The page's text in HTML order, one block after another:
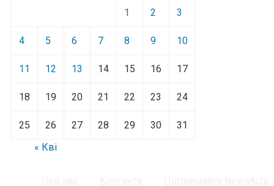
1 2 3
4 5 6 7 8 9 10
11 12 13 14 15 16 17
18 19 20 21 22 23 24
25 26 27 28 29 30
31
« Кві